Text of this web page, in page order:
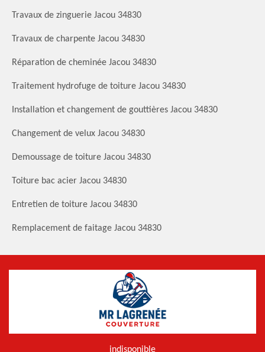
Travaux de zinguerie Jacou 34830
Travaux de charpente Jacou 34830
Réparation de cheminée Jacou 34830
Traitement hydrofuge de toiture Jacou 34830
Installation et changement de gouttières Jacou 34830
Changement de velux Jacou 34830
Demoussage de toiture Jacou 34830
Toiture bac acier Jacou 34830
Entretien de toiture Jacou 34830
Remplacement de faitage Jacou 34830
indisponible